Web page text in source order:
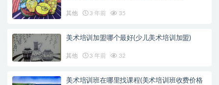
其他 3 年前 35
美术培训加盟哪个最好(少儿美术培训加盟)
其他 3 年前 32
美术培训班在哪里找课程(美术培训班收费价格